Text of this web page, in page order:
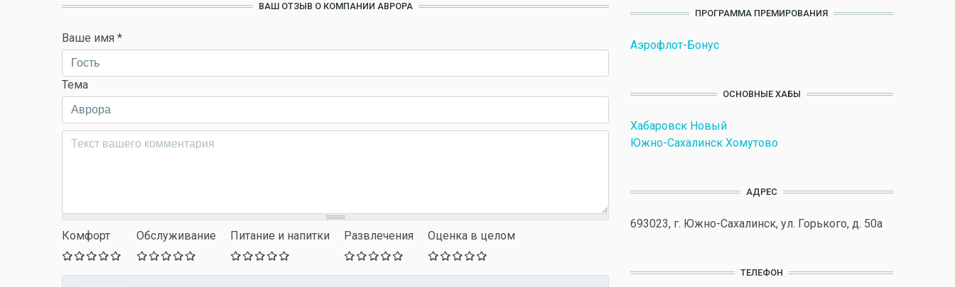
ВАШ ОТЗЫВ О КОМПАНИИ АВРОРА
Ваше имя *
Тема
Комментарий*
Комфорт Обслуживание Питание и напитки Развлечения Оценка в целом
ПРОГРАММА ПРЕМИРОВАНИЯ
Аэрофлот-Бонус
ОСНОВНЫЕ ХАБЫ
Хабаровск Новый
Южно-Сахалинск Хомутово
АДРЕС
693023, г. Южно-Сахалинск, ул. Горького, д. 50а
ТЕЛЕФОН